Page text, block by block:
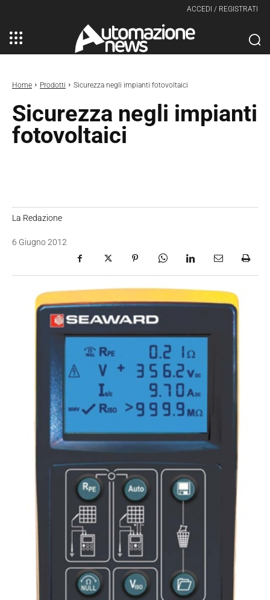
ACCEDI / REGISTRATI
Home Prodotti Sicurezza negli impianti fotovoltaici
Sicurezza negli impianti
fotovoltaici
La Redazione
6 Giugno 2012